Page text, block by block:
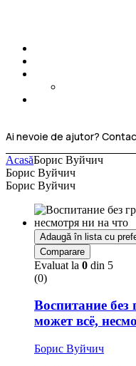
Ai nevoie de ajutor?
AcasăБорис Вуйчич
Борис Вуйчич
Борис Вуйчич
Adaugă în lista cu
Comparare
Evaluat la 0 din 5
(0)
Воспитание
может всё,
Борис Вуйчич